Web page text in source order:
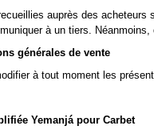
auprès des
à un tiers.
générales de vente
à tout moment les
Yemanjá pour Carbet